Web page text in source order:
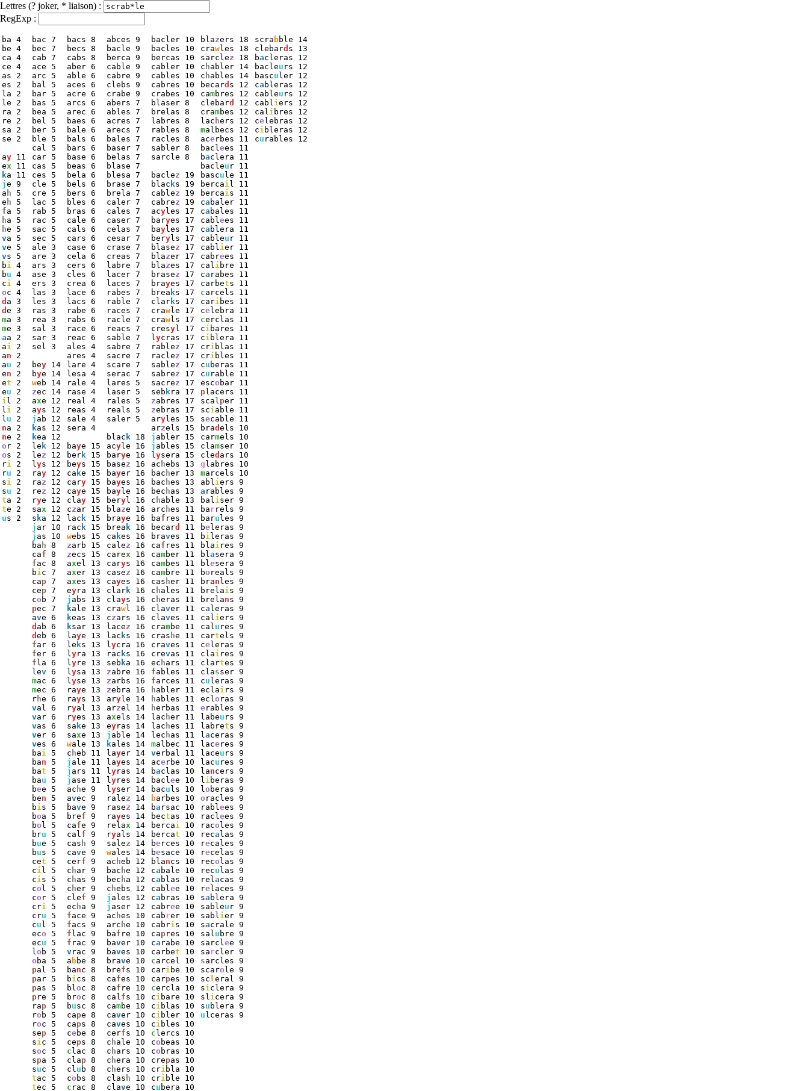
Lettres (? joker, * liaison) :
RegExp :
ba 4
be 4
ca 4
ce 4
as 2
es 2
la 2
le 2
ra 2
re 2
sa 2
se 2
ay 11
ex 11
ka 11
je 9
a h 5
e h 5
fa 5
ha 5
he 5
va 5
ve 5
vs 5
bi 4
bu 4
ci 4
oc 4
d a 3
d e 3
ma 3
me 3
aa 2
ai 2
an 2
au 2
en 2
et 2
eu 2
il 2
li 2
lu 2
na 2
ne 2
or 2
os 2
ri 2
ru 2
si 2
su 2
ta 2
te 2
us 2
bac 7
bec 7
cab 7
ace 5
arc 5
bal 5
bar 5
bas 5
bea 5
bel 5
ber 5
ble 5
cal 5
car 5
cas 5
ces 5
cle 5
cre 5
lac 5
rab 5
rac 5
sac 5
sec 5
ale 3
are 3
ars 3
ase 3
ers 3
las 3
les 3
ras 3
rea 3
sal 3
sar 3
sel 3
bey 14
bye 14
web 14
zec 14
axe 12
ays 12
j ab 12
kas 12
kea 12
le k 12
lez 12
lys 12
ray 12
raz 12
rez 12
rye 12
sax 12
s ka 12
j ar 10
j as 10
ba h 8
caf 8
fac 8
bic 7
cap 7
cep 7
cob 7
pec 7
ave 6
d ab 6
d eb 6
far 6
fer 6
f la 6
lev 6
mac 6
mec 6
r he 6
val 6
var 6
vas 6
ver 6
ves 6
bai 5
ban 5
bat 5
bau 5
bee 5
ben 5
bis 5
boa 5
bol 5
bru 5
bue 5
bus 5
cet 5
cil 5
cis 5
col 5
cor 5
cri 5
cru 5
cu l 5
eco 5
ecu 5
lob 5
oba 5
pal 5
par 5
pas 5
pre 5
rap 5
rob 5
roc 5
sep 5
sic 5
soc 5
spa 5
suc 5
tac 5
tec 5
bacs 8
becs 8
cabs 8
aber 6
able 6
aces 6
acre 6
arcs 6
arec 6
baes 6
bale 6
bals 6
bars 6
base 6
beas 6
bela 6
bels 6
bers 6
bles 6
bras 6
cale 6
cals 6
cars 6
case 6
cela 6
cers 6
cles 6
crea 6
lace 6
lacs 6
rabe 6
rabs 6
race 6
reac 6
ales 4
ares 4
lare 4
lesa 4
rale 4
rase 4
real 4
reas 4
sale 4
sera 4
baye 15
ber k 15
beys 15
ca ke 15
cary 15
caye 15
clay 15
czar 15
lac k 15
rac k 15
webs 15
zarb 15
zecs 15
axel 13
axer 13
axes 13
eyra 13
j abs 13
kale 13
keas 13
ksar 13
laye 13
le ks 13
lyra 13
lyre 13
lysa 13
lyse 13
raye 13
rays 13
ryal 13
ryes 13
sa ke 13
saxe 13
wale 13
c heb 11
j ale 11
j ars 11
j ase 11
ac he 9
avec 9
bave 9
bref 9
cafe 9
calf 9
cas h 9
cave 9
cerf 9
c har 9
c has 9
c her 9
clef 9
ec ha 9
face 9
facs 9
f lac 9
f rac 9
vrac 9
a bbe 8
banc 8
bics 8
bloc 8
broc 8
busc 8
cape 8
caps 8
cebe 8
ceps 8
c lac 8
clap 8
clu b 8
cobs 8
c rac 8
abces 9
bacle 9
berca 9
cable 9
cabre 9
clebs 9
crabe 9
abers 7
ables 7
acres 7
arecs 7
bales 7
baser 7
belas 7
blase 7
blesa 7
brase 7
brela 7
caler 7
cales 7
caser 7
celas 7
cesar 7
crase 7
creas 7
labre 7
lacer 7
laces 7
rabes 7
rable 7
races 7
racle 7
reacs 7
sable 7
sabre 7
sacre 7
scare 7
serac 7
lares 5
laser 5
rales 5
reals 5
saler 5
blac k 18
acyle 16
barye 16
basez 16
bayer 16
bayes 16
bayle 16
beryl 16
blaze 16
braye 16
brea k 16
ca kes 16
calez 16
carex 16
carys 16
casez 16
cayes 16
clar k 16
clays 16
crawl 16
czars 16
lacez 16
lac ks 16
lycra 16
rac ks 16
seb ka 16
zabre 16
zarbs 16
zebra 16
aryle 14
arzel 14
axels 14
eyras 14
j able 14
kales 14
layer 14
layes 14
lyras 14
lyres 14
lyser 14
ralez 14
rasez 14
rayes 14
relax 14
ryals 14
salez 14
wales 14
ac heb 12
bac he 12
bec ha 12
c hebs 12
j ales 12
j aser 12
ac hes 10
arc he 10
baf re 10
baver 10
baves 10
brave 10
brefs 10
cafes 10
caf re 10
calfs 10
cambe 10
caver 10
caves 10
cerfs 10
c hale 10
c hars 10
c hera 10
c hers 10
clas h 10
clave 10
bacler 10
bacles 10
bercas 10
cabler 10
cables 10
cabres 10
crabes 10
blaser 8
brelas 8
labres 8
rables 8
racles 8
sabler 8
sarcle 8
baclez 19
blac ks 19
cablez 19
cabrez 19
acyles 17
baryes 17
bayles 17
beryls 17
blasez 17
blazer 17
blazes 17
brasez 17
brayes 17
brea ks 17
clar ks 17
crawle 17
crawls 17
cresyl 17
lycras 17
rablez 17
raclez 17
sablez 17
sabrez 17
sacrez 17
seb kra 17
zabres 17
zebras 17
aryles 15
arzels 15
j abler 15
j ables 15
lysera 15
ac hebs 13
bac her 13
bac hes 13
bec has 13
c hable 13
arc hes 11
baf res 11
becard
11
braves 11
caf res 11
camber 11
cambes 11
cambre 11
cas her 11
c hales 11
c heras 11
claver 11
claves 11
crambe 11
cras he 11
craves 11
crevas 11
ec hars 11
fables 11
farces 11
habler 11
hables 11
herbas 11
lac her 11
lac hes 11
lec has 11
malbec 11
verbal 11
acerbe 10
baclas 10
baclee 10
bacu ls 10
barbes 10
ba rsac 10
bectas 10
bercai 10
bercat 10
berces 10
besace 10
blancs 10
ca bale 10
ca blas 10
cablee 10
ca bras 10
cabree 10
cab rer 10
cabris 10
capres 10
ca rabe 10
carbet 10
carcel 10
caribe 10
carpes 10
cercla 10
cibare 10
ciblas 10
cibler 10
cibles 10
c lercs 10
cobeas 10
cobras 10
crepas 10
cribla 10
crible 10
cu bera 10
blazers 18
crawles 18
sarclez 18
c habler 14
c hables 14
becard s 12
cambres 12
clebard
12
crambes 12
lac hers 12
malbecs 12
acerbes 11
baclees 11
baclera 11
bacleu r 11
bascu le 11
bercail 11
bercais 11
ca baler 11
ca bales 11
cablees 11
ca blera 11
cableu r 11
cablier 11
cabrees 11
calibre 11
ca rabes 11
carbets 11
carcels 11
caribes 11
celebra 11
cerclas 11
cibares 11
ciblera 11
criblas 11
cribles 11
cu beras 11
cu rable 11
escobar 11
placers 11
scalper 11
sciable 11
secable 11
brad els 10
carmels 10
clamser 10
cled ars 10
g labres 10
marcels 10
abliers 9
a rables 9
baliser 9
ba rrels 9
baru les 9
beleras 9
bileras 9
blaires 9
blasera 9
blesera 9
boreals 9
bran les 9
brelais 9
brelans 9
ca leras 9
caliers 9
calu res 9
cartels 9
celeras 9
claires 9
clartes 9
classer 9
cu leras 9
eclairs 9
ecloras 9
erables 9
labeu rs 9
labrets 9
laceras 9
laceres 9
laceu rs 9
lacu res 9
lancers 9
liberas 9
loberas 9
oracles 9
rablees 9
raclees 9
racoles 9
reca las 9
recales 9
recelas 9
recolas 9
recu las 9
relacas 9
relaces 9
sa blera 9
sableu r 9
sablier 9
sacrale 9
salu bre 9
sarclee 9
sa rcler 9
sarcles 9
scarole 9
sc leral 9
siclera 9
slicera 9
su blera 9
u lceras 9
scra bble 14
clebard s 13
bacleras 12
bacleu rs 12
bascu ler 12
ca bleras 12
cableu rs 12
cabliers 12
calibres 12
celebras 12
cibleras 12
cu rables 12